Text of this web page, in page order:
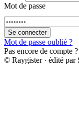
Mot de passe
Se connecter
Mot de passe oublié ?
Pas encore de compte ?
© Raygister · édité par